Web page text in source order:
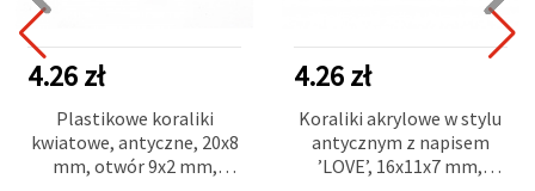
4.26 zł
Plastikowe koraliki
kwiatowe, antyczne, 20x8
mm, otwór 9x2 mm,
4.26 zł
Koraliki akrylowe w stylu
antycznym z napisem
’LOVE’, 16x11x7 mm,